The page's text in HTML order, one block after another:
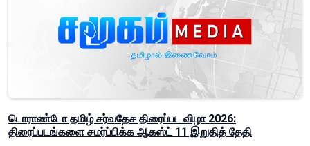
டொராண்டோ தமிழ் சர்வதேச திரைப்பட விழா 2026:
திரைப்படங்களை சமர்ப்பிக்க ஆகஸ்ட் 11 இறுதித் தேதி